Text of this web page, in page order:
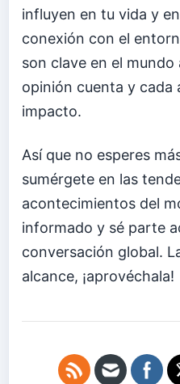
influyen en tu vida y
conexión con el
son clave en el
opinión cuenta y cada
impacto.
Así que no esperes
sumérgete en las
acontecimientos del
informado y sé parte
conversación global.
alcance, ¡aprovéchala!